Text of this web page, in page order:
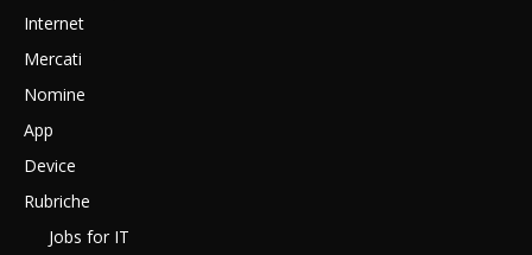
Internet
Mercati
Nomine
App
Device
Rubriche
Jobs for IT